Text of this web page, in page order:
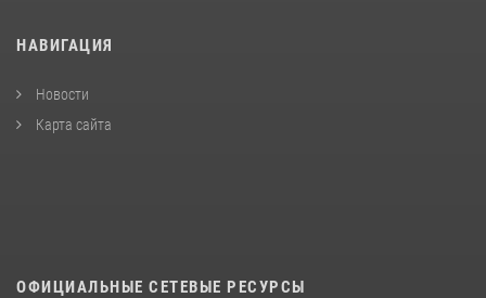
НАВИГАЦИЯ
Новости
Карта сайта
ОФИЦИАЛЬНЫЕ СЕТЕВЫЕ РЕСУРСЫ